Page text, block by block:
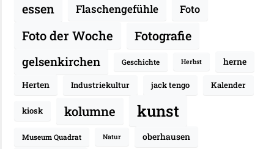
essen Flaschengefühle Foto
Foto der Woche Fotografie
gelsenkirchen Geschichte Herbst
herne
Herten
Industriekultur jack tengo Kalender
kiosk kolumne kunst
Museum Quadrat Natur oberhausen